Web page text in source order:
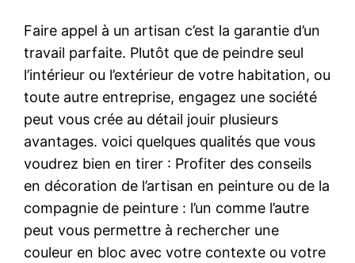
Faire appel à un artisan c’est la garantie d’un
travail parfaite. Plutôt que de peindre seul
l’intérieur ou l’extérieur de votre habitation, ou
toute autre entreprise, engagez une société
peut vous crée au détail jouir plusieurs
avantages. voici quelques qualités que vous
voudrez bien en tirer : Profiter des conseils
en décoration de l’artisan en peinture ou de la
compagnie de peinture : l’un comme l’autre
peut vous permettre à rechercher une
couleur en bloc avec votre contexte ou votre